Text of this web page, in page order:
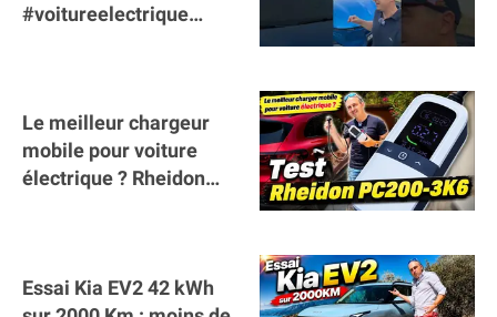
#voitureelectrique
Le meilleur chargeur
mobile pour voiture
électrique ? Rheidon
Essai Kia EV2 42 kWh